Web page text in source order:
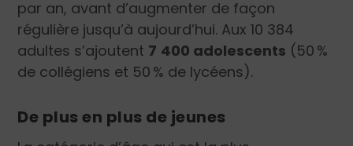
par an, avant d’augmenter de façon
régulière jusqu’à aujourd’hui. Aux 10 384
adultes s’ajoutent 7 400 adolescents (50 %
de collégiens et 50 % de lycéens).
De plus en plus de jeunes